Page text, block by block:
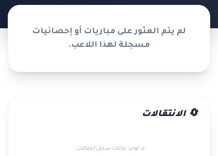
لم يتم العثور على مباريات أو إحصائيات
مسجلة لهذا اللاعب.
🔄 الانتقالات
لا توجد بيانات سجل انتقالات.